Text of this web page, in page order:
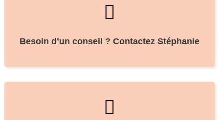

Besoin d’un conseil ? Contactez Stéphanie
